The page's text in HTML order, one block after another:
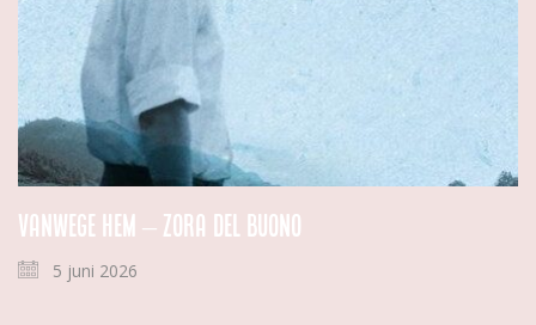
Vanwege hem – Zora del Buono
5 juni 2026